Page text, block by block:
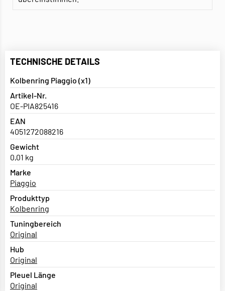
TECHNISCHE DETAILS
Kolbenring Piaggio (x1)
Artikel-Nr.
OE-PIA825416
EAN
4051272088216
Gewicht
0,01 kg
Marke
Piaggio
Produkttyp
Kolbenring
Tuningbereich
Original
Hub
Original
Pleuel Länge
Original